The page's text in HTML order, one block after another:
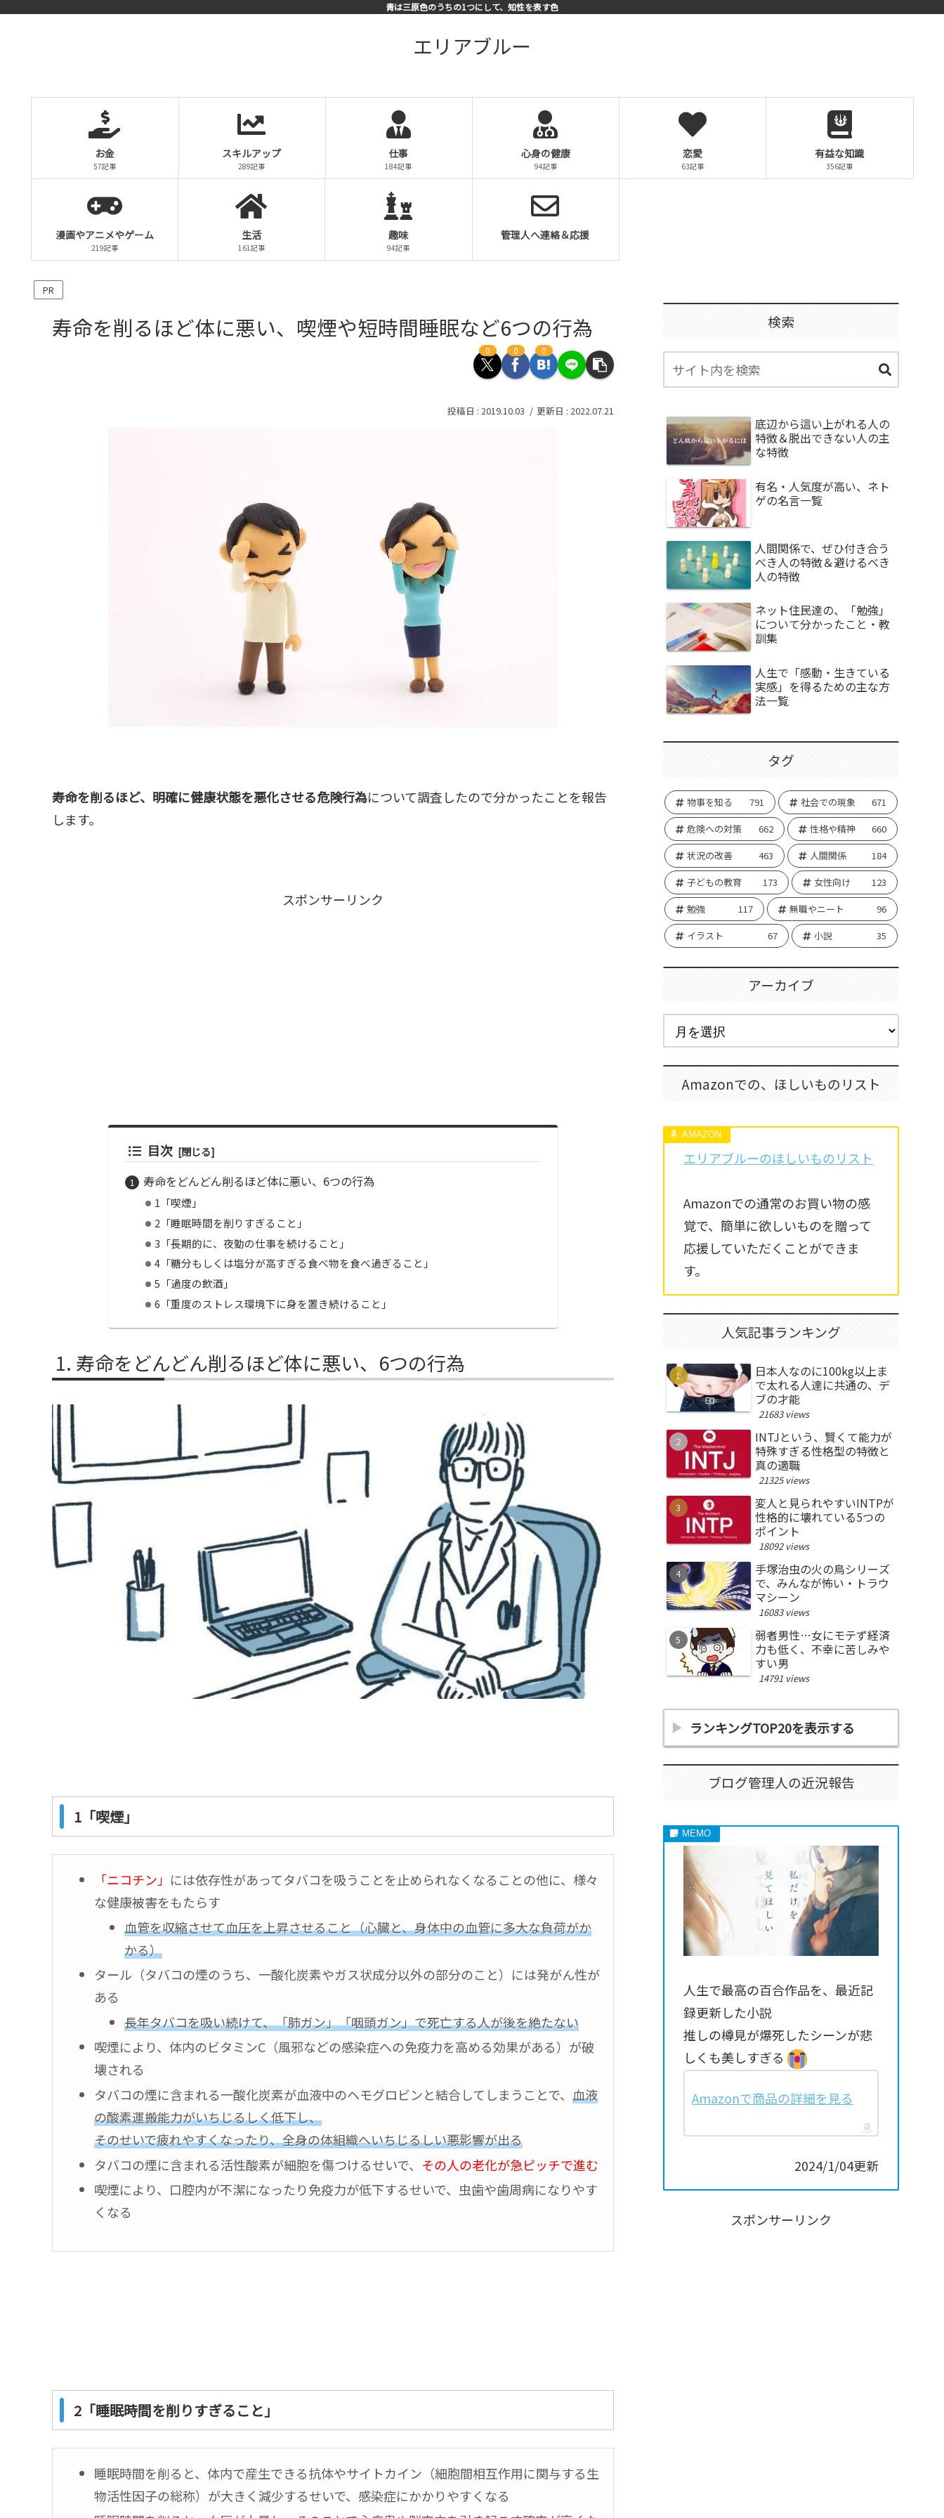
青は三原色のうちの1つにして、知性を表す色
エリアブルー
お金
57記事
スキルアップ
289記事
仕事
184記事
心身の健康
94記事
恋愛
63記事
有益な知識
356記事
漫画やアニメやゲーム
219記事
生活
161記事
趣味
94記事
管理人へ連絡＆応援
PR
寿命を削るほど体に悪い、喫煙や短時間睡眠など6つの行為
0 0 0
2019.10.03 2022.07.21
寿命を削るほど、明確に健康状態を悪化させる危険行為について調査したので分かったことを報告
します。
スポンサーリンク
目次
寿命をどんどん削るほど体に悪い、6つの行為
1「喫煙」
2「睡眠時間を削りすぎること」
3「長期的に、夜勤の仕事を続けること」
4「糖分もしくは塩分が高すぎる食べ物を食べ過ぎること」
5「過度の飲酒」
6「重度のストレス環境下に身を置き続けること」
寿命をどんどん削るほど体に悪い、6つの行為
1「喫煙」
「ニコチン」 には依存性があってタバコを吸うことを止められなくなることの他に、様々
な健康被害をもたらす
血管を収縮させて血圧を上昇させること（心臓と、身体中の血管に多大な負荷がか
かる）
タール（タバコの煙のうち、一酸化炭素やガス状成分以外の部分のこと）には発がん性が
ある
長年タバコを吸い続けて、「肺ガン」「咽頭ガン」で死亡する人が後を絶たない
喫煙により、体内のビタミンC（風邪などの感染症への免疫力を高める効果がある）が破
壊される
タバコの煙に含まれる一酸化炭素が血液中のヘモグロビンと結合してしまうことで、 血液
の酸素運搬能力がいちじるしく低下し、
そのせいで疲れやすくなったり、全身の体組織へいちじるしい悪影響が出る
タバコの煙に含まれる活性酸素が細胞を傷つけるせいで、 その人の老化が急ピッチで進む
喫煙により、口腔内が不潔になったり免疫力が低下するせいで、虫歯や歯周病になりやす
くなる
2「睡眠時間を削りすぎること」
睡眠時間を削ると、体内で産生できる抗体やサイトカイン（細胞間相互作用に関与する生
物活性因子の総称）が大きく減少するせいで、感染症にかかりやすくなる
検索
底辺から這い上がれる人の
特徴＆脱出できない人の主
な特徴
有名・人気度が高い、ネト
ゲの名言一覧
人間関係で、ぜひ付き合う
べき人の特徴＆避けるべき
人の特徴
ネット住民達の、「勉強」
について分かったこと・教
訓集
人生で「感動・生きている
実感」を得るための主な方
法一覧
タグ
物事を知る 791 社会での現象
671
危険への対策
662 性格や精神
660
状況の改善
463 人間関係
184
子どもの教育
173 女性向け
123
勉強
117 無職やニート
96
イラスト
67 小説 35
アーカイブ
Amazonでの、ほしいものリスト
エリアブルーのほしいものリスト
Amazonでの通常のお買い物の感
覚で、簡単に欲しいものを贈って
応援していただくことができま
す。
人気記事ランキング
日本人なのに100kg以上ま
で太れる人達に共通の、デ
ブの才能
21683 views
INTJという、賢くて能力が
特殊すぎる性格型の特徴と
真の適職
21325 views
変人と見られやすいINTPが
性格的に壊れている5つの
ポイント
18092 views
手塚治虫の火の鳥シリーズ
で、みんなが怖い・トラウ
マシーン
16083 views
弱者男性…女にモテず経済
力も低く、不幸に苦しみや
すい男
14791 views
ランキングTOP20を表示する
ブログ管理人の近況報告
人生で最高の百合作品を、最近記
録更新した小説
推しの樽見が爆死したシーンが悲
しくも美しすぎる
Amazonで商品の詳細を見る
2024/1/04更新
スポンサーリンク